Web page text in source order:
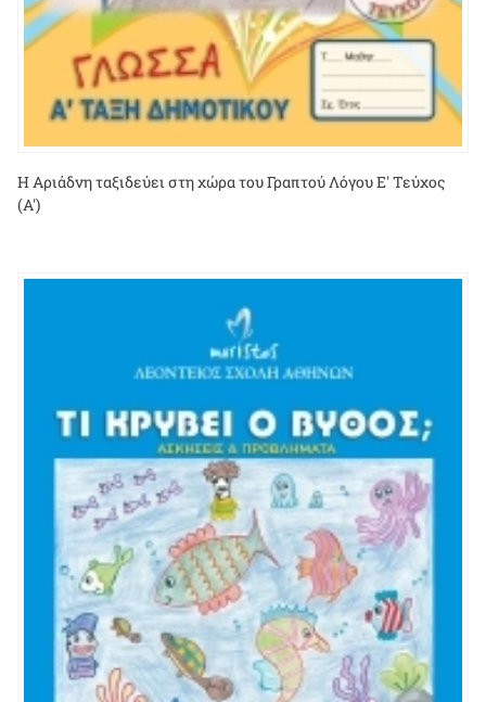
Η Αριάδνη ταξιδεύει στη χώρα του Γραπτού Λόγου Ε' Τεύχος
(Α')